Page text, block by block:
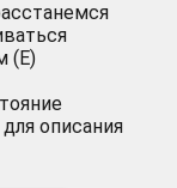
(Е)
описания